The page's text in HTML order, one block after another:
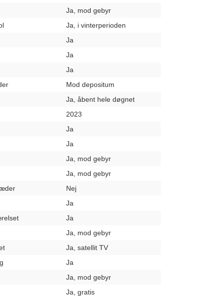
Ja, mod gebyr
Ja, i vinterperioden
Ja
Ja
Ja
Mod depositum
Ja, åbent hele døgnet
2023
Ja
Ja
Ja, mod gebyr
Ja, mod gebyr
Nej
Ja
Ja
Ja, mod gebyr
Ja, satellit TV
Ja
Ja, mod gebyr
Ja, gratis